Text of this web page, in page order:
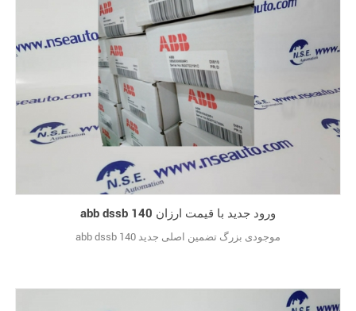
abb dssb 140 ورود جدید با قیمت ارزان
abb dssb 140 موجودی بزرگ تضمین اصلی جدید